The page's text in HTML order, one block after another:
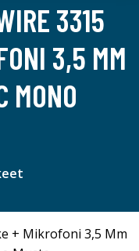
3315
3,5 MM